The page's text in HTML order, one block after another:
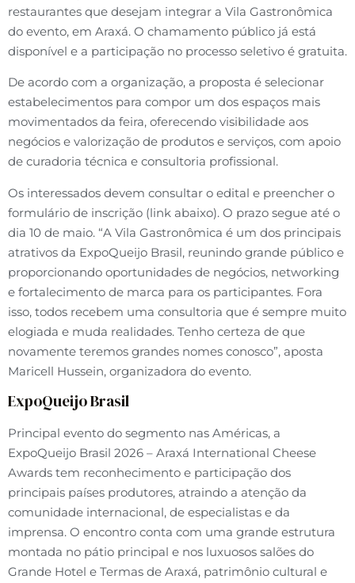
restaurantes que desejam integrar a Vila Gastronômica
do evento, em Araxá. O chamamento público já está
disponível e a participação no processo seletivo é gratuita.
De acordo com a organização, a proposta é selecionar
estabelecimentos para compor um dos espaços mais
movimentados da feira, oferecendo visibilidade aos
negócios e valorização de produtos e serviços, com apoio
de curadoria técnica e consultoria profissional.
Os interessados devem consultar o edital e preencher o
formulário de inscrição (link abaixo). O prazo segue até o
dia 10 de maio. “A Vila Gastronômica é um dos principais
atrativos da ExpoQueijo Brasil, reunindo grande público e
proporcionando oportunidades de negócios, networking
e fortalecimento de marca para os participantes. Fora
isso, todos recebem uma consultoria que é sempre muito
elogiada e muda realidades. Tenho certeza de que
novamente teremos grandes nomes conosco”, aposta
Maricell Hussein, organizadora do evento.
ExpoQueijo Brasil
Principal evento do segmento nas Américas, a
ExpoQueijo Brasil 2026 – Araxá International Cheese
Awards tem reconhecimento e participação dos
principais países produtores, atraindo a atenção da
comunidade internacional, de especialistas e da
imprensa. O encontro conta com uma grande estrutura
montada no pátio principal e nos luxuosos salões do
Grande Hotel e Termas de Araxá, patrimônio cultural e